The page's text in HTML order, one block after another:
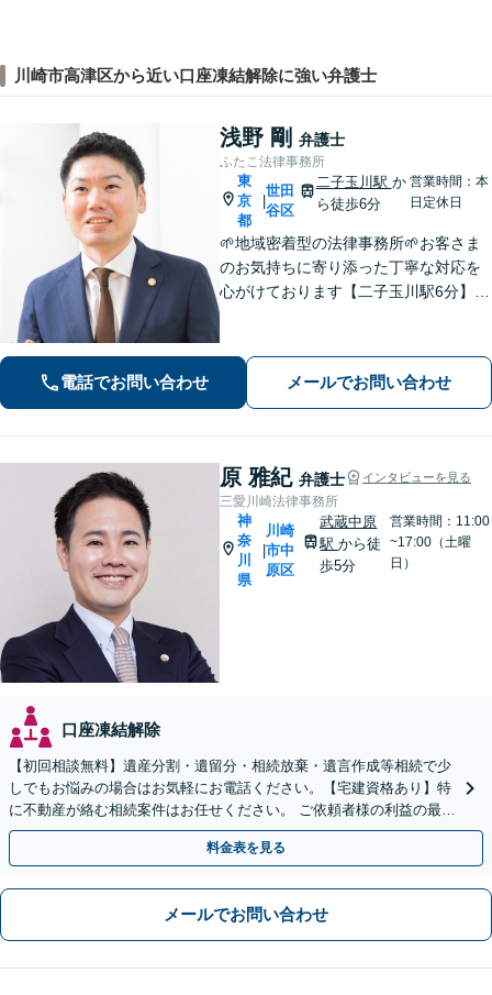
川崎市高津区から近い口座凍結解除に強い弁護士
浅野 剛 弁護士
ふたこ法律事務所
東
京
都
世田
谷区
二子玉川駅 か
ら徒歩6分
営業時間：本
日定休日
🌱地域密着型の法律事務所🌱お客さま
のお気持ちに寄り添った丁寧な対応を
心がけております【二子玉川駅6分】個
契約後は「弁護士が全て対応いたしま
す」【交通事故・離婚】はお任せくだ
さい！
電話でお問い合わせ メールでお問い合わせ
原 雅紀 弁護士 インタビューを見る
三愛川崎法律事務所
神
奈
川
県
川崎
市中
原区
武蔵中原
駅から徒
歩5分
営業時間：11:00
~17:00（土曜
日）
口座凍結解除
【初回相談無料】遺産分割・遺留分・相続放棄・遺言作成等相続で少
しでもお悩みの場合はお気軽にお電話ください。【宅建資格あり】特
に不動産が絡む相続案件はお任せください。 ご依頼者様の利益の最大
化のために最後まで寄り添いサポートいたします。
料金表を見る
メールでお問い合わせ